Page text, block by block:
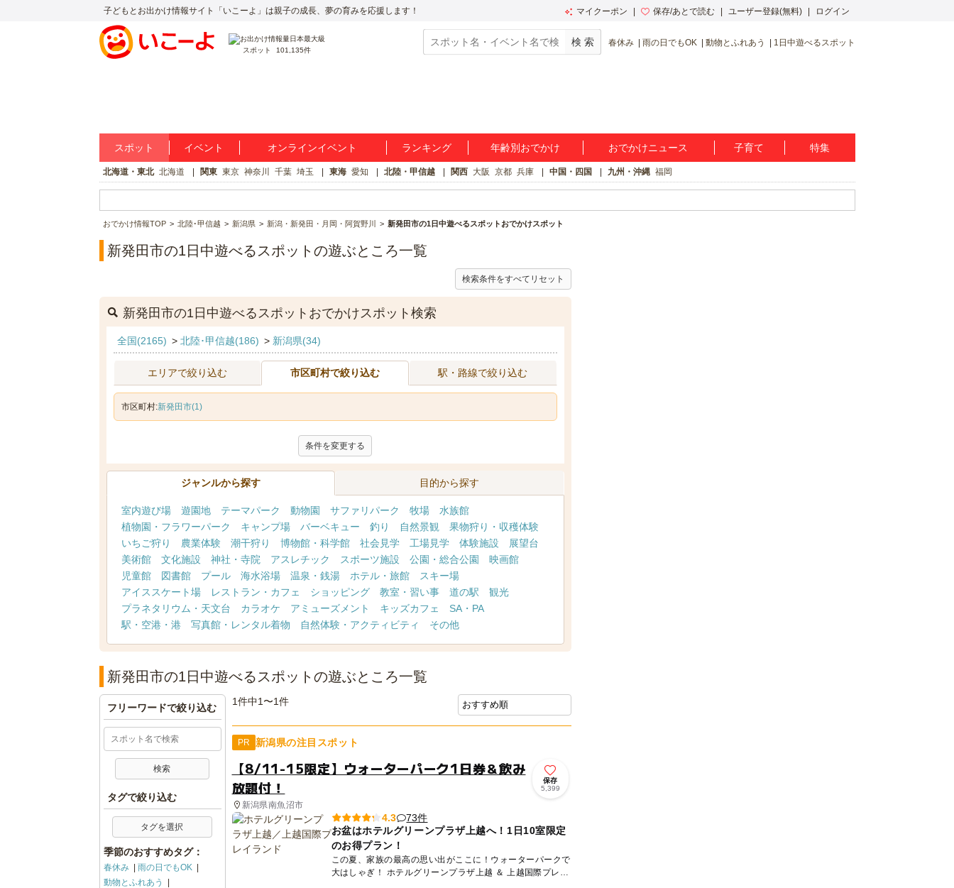
子どもとお出かけ情報サイト「いこーよ」は親子の成長、夢の育みを応援します！ マイクーポン 保存/あとで読む ユーザー登録(無料) ログイン
スポット 101,135件
春休み 雨の日でもOK 動物とふれあう 1日中遊べるスポット
スポット イベント オンラインイベント ランキング 年齢別おでかけ おでかけニュース 子育て 特集
北海道・東北 北海道 関東 東京 神奈川 千葉 埼玉 東海 愛知 北陸・甲信越 関西 大阪 京都 兵庫 中国・四国 九州・沖縄 福岡
おでかけ情報TOP 北陸･甲信越 新潟県 新潟・新発田・月岡・阿賀野川 新発田市の1日中遊べるスポットおでかけスポット
新発田市の1日中遊べるスポットの遊ぶところ一覧
検索条件をすべてリセット
新発田市の1日中遊べるスポットおでかけスポット検索
全国(2165) > 北陸･甲信越(186) > 新潟県(34)
エリアで絞り込む 市区町村で絞り込む 駅・路線で絞り込む
市区町村:新発田市(1)
条件を変更する
ジャンルから探す 目的から探す
室内遊び場 遊園地 テーマパーク 動物園 サファリパーク 牧場
水族館
植物園・フラワーパーク
キャンプ場 バーベキュー 釣り 自然景観
果物狩り・収穫体験
いちご狩り
農業体験 潮干狩り 博物館・科学館 社会見学 工場見学 体験施設
展望台
美術館
文化施設 神社・寺院 アスレチック スポーツ施設 公園・総合公園
映画館
児童館
図書館 プール 海水浴場 温泉・銭湯 ホテル・旅館
スキー場
アイススケート場
レストラン・カフェ ショッピング 教室・習い事 道の駅
観光
プラネタリウム・天文台
カラオケ アミューズメント キッズカフェ
SA・PA
駅・空港・港
写真館・レンタル着物 自然体験・アクティビティ その他
新発田市の1日中遊べるスポットの遊ぶところ一覧
1件中1〜1件
PR 新潟県の注目スポット
【8/11-15限定】ウォーターパーク1日券＆飲み
放題付！
新潟県南魚沼市
保存
5,399
4.3
73件
お盆はホテルグリーンプラザ上越へ！1日10室限定
のお得プラン！
この夏、家族の最高の思い出がここに！ウォーターパークで
大はしゃぎ！ ホテルグリーンプラザ上越 ＆ 上越国際プレイ
フリーワードで絞り込む
タグで絞り込む
タグを選択
季節のおすすめタグ：
春休み
雨の日でもOK
動物とふれあう